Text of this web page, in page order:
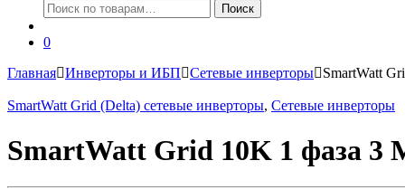
Искать:
Поиск
0
Главная Инверторы и ИБП Сетевые инверторы SmartWatt
SmartWatt Grid (Delta) сетевые инверторы, Сетевые инверторы
SmartWatt Grid 10K 1 фаза 3